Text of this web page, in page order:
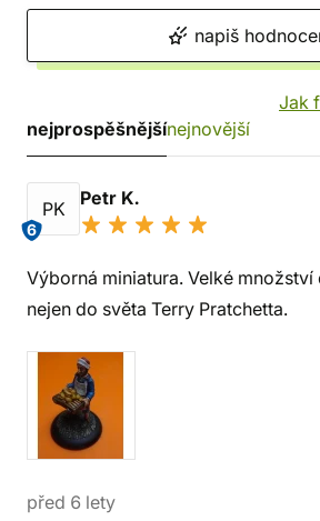
napiš
Jak
nejprospěšnějšínejnovější
PK
6
Petr K.
Výborná miniatura. Velké množství
nejen do světa Terry Pratchetta.
před 6 lety